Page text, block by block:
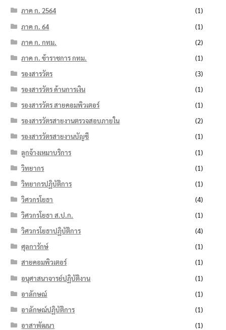
ภาค ก. 2564
(1)
ภาค ก. 64
(1)
ภาค ก. กทม.
(2)
ภาค ก. ข้าราชการ กทม.
(1)
รองสารวัตร
(3)
รองสารวัตร ด้านการเงิน
(1)
รองสารวัตร สายคอมพิวเตอร์
(1)
รองสารวัตรสายงานตรวจสอบภายใน
(2)
รองสารวัตรสายงานบัญชี
(1)
ลูกจ้างเหมาบริการ
(1)
วิทยากร
(1)
วิทยากรปฏิบัติการ
(1)
วิศวกรโยธา
(4)
วิศวกรโยธา ส.ป.ก.
(1)
วิศวกรโยธาปฏิบัติการ
(4)
ศุลการักษ์
(1)
สายคอมพิวเตอร์
(1)
อนุศาสนาจารย์ปฏิบัติงาน
(1)
อาลักษณ์
(1)
อาลักษณ์ปฏิบัติการ
(1)
อาสาพัฒนา
(1)